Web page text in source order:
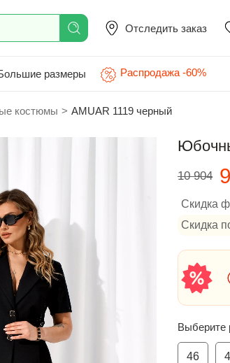
Отследить заказ
размеры Распродажа -60%
костюмы > AMUAR 1119 черный
10 904
Скидка
Скидка
Выберите
46